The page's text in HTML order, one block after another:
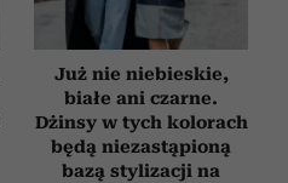
Już nie niebieskie,
białe ani czarne.
Dżinsy w tych kolorach
będą niezastąpioną
bazą stylizacji na